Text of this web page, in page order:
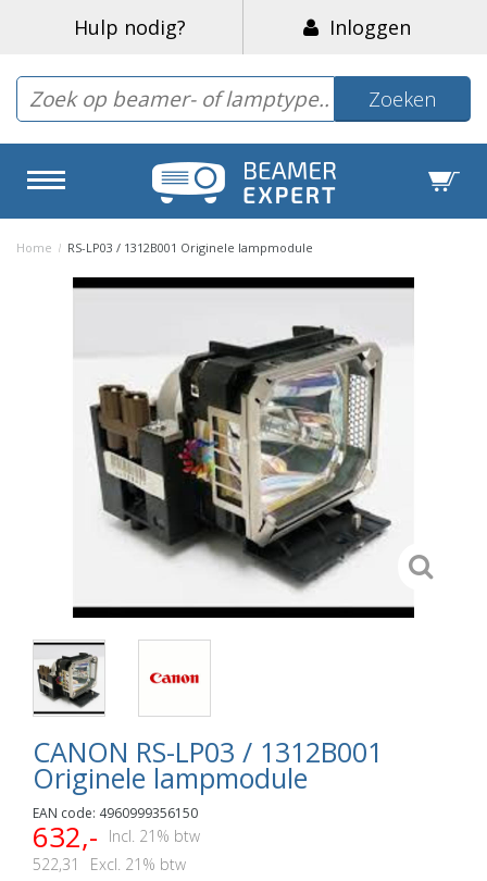
Hulp nodig? Inloggen
Zoeken
Home / RS-LP03 / 1312B001 Originele lampmodule
CANON RS-LP03 / 1312B001
Originele lampmodule
EAN code: 4960999356150
632,-
Incl. 21% btw
522,31
Excl. 21% btw